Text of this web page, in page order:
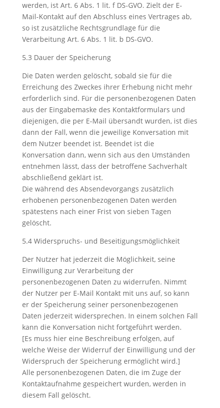
werden, ist Art. 6 Abs. 1 lit. f DS-GVO. Zielt der E-
Mail-Kontakt auf den Abschluss eines Vertrages ab,
so ist zusätzliche Rechtsgrundlage für die
Verarbeitung Art. 6 Abs. 1 lit. b DS-GVO.
5.3 Dauer der Speicherung
Die Daten werden gelöscht, sobald sie für die
Erreichung des Zweckes ihrer Erhebung nicht mehr
erforderlich sind. Für die personenbezogenen Daten
aus der Eingabemaske des Kontaktformulars und
diejenigen, die per E-Mail übersandt wurden, ist dies
dann der Fall, wenn die jeweilige Konversation mit
dem Nutzer beendet ist. Beendet ist die
Konversation dann, wenn sich aus den Umständen
entnehmen lässt, dass der betroffene Sachverhalt
abschließend geklärt ist.
Die während des Absendevorgangs zusätzlich
erhobenen personenbezogenen Daten werden
spätestens nach einer Frist von sieben Tagen
gelöscht.
5.4 Widerspruchs- und Beseitigungsmöglichkeit
Der Nutzer hat jederzeit die Möglichkeit, seine
Einwilligung zur Verarbeitung der
personenbezogenen Daten zu widerrufen. Nimmt
der Nutzer per E-Mail Kontakt mit uns auf, so kann
er der Speicherung seiner personenbezogenen
Daten jederzeit widersprechen. In einem solchen Fall
kann die Konversation nicht fortgeführt werden.
[Es muss hier eine Beschreibung erfolgen, auf
welche Weise der Widerruf der Einwilligung und der
Widerspruch der Speicherung ermöglicht wird.]
Alle personenbezogenen Daten, die im Zuge der
Kontaktaufnahme gespeichert wurden, werden in
diesem Fall gelöscht.